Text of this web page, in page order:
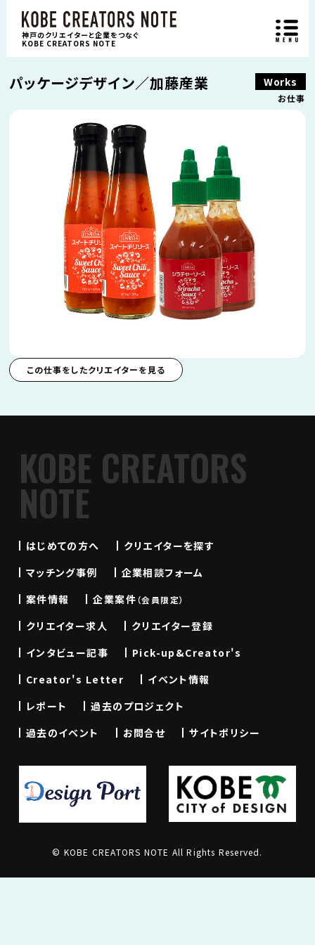
神戸のクリエイターと企業をつなぐ
KOBE CREATORS NOTE
Works
お仕事
パッケージデザイン／加藤産業
この仕事をしたクリエイターを見る
KOBE CREATORS
NOTE
はじめての方へ
クリエイターを探す
マッチング事例
企業相談フォーム
案件情報
企業案件（会員限定）
クリエイター求人
クリエイター登録
インタビュー記事
Pick-up&Creator's
Creator's Letter
イベント情報
レポート
過去のプロジェクト
過去のイベント
お問合せ サイトポリシー
© KOBE CREATORS NOTE All Rights Reserved.